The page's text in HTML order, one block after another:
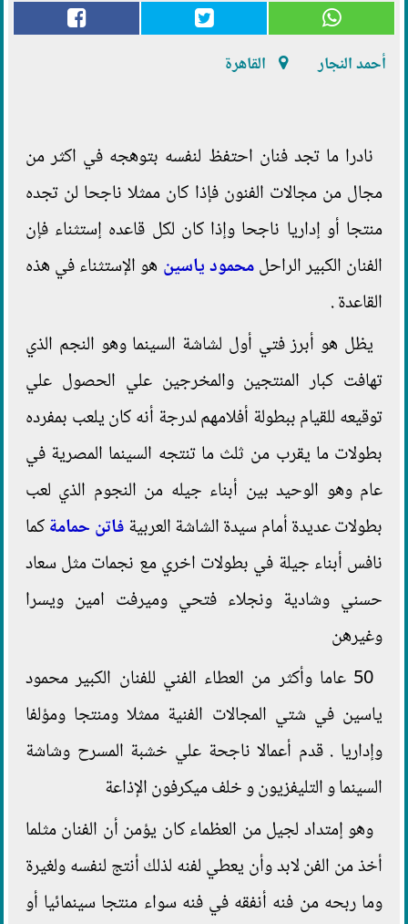
أحمد النجار القاهرة
نادرا ما تجد فنان احتفظ لنفسه بتوهجه في اكثر من
مجال من مجالات الفنون فإذا كان ممثلا ناجحا لن تجده
منتجا أو إداريا ناجحا وإذا كان لكل قاعده إستثناء فإن
الفنان الكبير الراحلمحمود ياسين هو الإستثناء في هذه
القاعدة .
يظل هو أبرز فتي أول لشاشة السينما وهو النجم الذي
تهافت كبار المنتجين والمخرجين علي الحصول علي
توقيعه للقيام ببطولة أفلامهم لدرجة أنه كان يلعب بمفرده
بطولات ما يقرب من ثلث ما تنتجه السينما المصرية في
عام وهو الوحيد بين أبناء جيله من النجوم الذي لعب
بطولات عديدة أمام سيدة الشاشة العربيةفاتن حمامةكما
نافس أبناء جيلة في بطولات اخري مع نجمات مثل سعاد
حسني وشادية ونجلاء فتحي وميرفت امين ويسرا
وغيرهن
50 عاما وأكثر من العطاء الفني للفنان الكبير محمود
ياسين في شتي المجالات الفنية ممثلا ومنتجا ومؤلفا
وإداريا . قدم أعمالا ناجحة علي خشبة المسرح وشاشة
السينما و التليفزيون و خلف ميكرفون الإذاعة
وهو إمتداد لجيل من العظماء كان يؤمن أن الفنان مثلما
أخذ من الفن لابد وأن يعطي لفنه لذلك أنتج لنفسه ولغيرة
وما ربحه من فنه أنفقه في فنه سواء منتجا سينمائيا أو